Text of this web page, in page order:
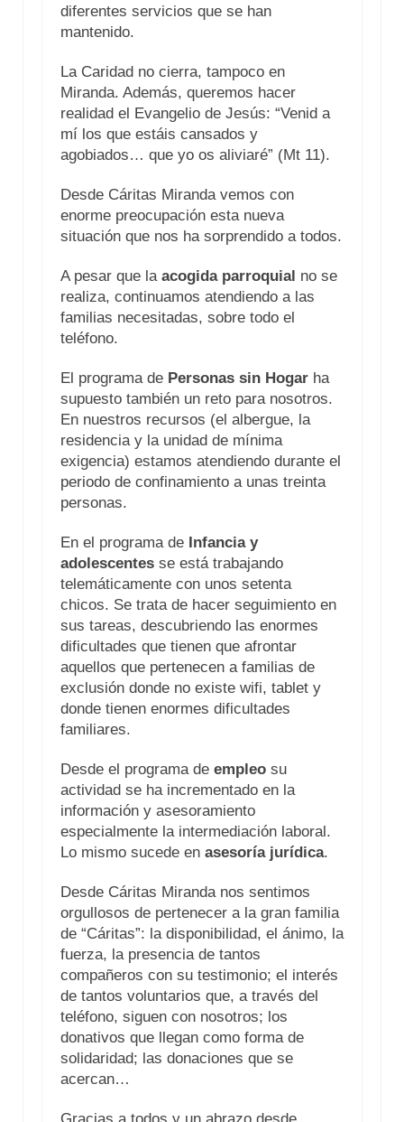
diferentes servicios que se han
mantenido.
La Caridad no cierra, tampoco en
Miranda. Además, queremos hacer
realidad el Evangelio de Jesús: “Venid a
mí los que estáis cansados y
agobiados… que yo os aliviaré” (Mt 11).
Desde Cáritas Miranda vemos con
enorme preocupación esta nueva
situación que nos ha sorprendido a todos.
A pesar que la acogida parroquial no se
realiza, continuamos atendiendo a las
familias necesitadas, sobre todo el
teléfono.
El programa de Personas sin Hogar ha
supuesto también un reto para nosotros.
En nuestros recursos (el albergue, la
residencia y la unidad de mínima
exigencia) estamos atendiendo durante el
periodo de confinamiento a unas treinta
personas.
En el programa de Infancia y
adolescentes se está trabajando
telemáticamente con unos setenta
chicos. Se trata de hacer seguimiento en
sus tareas, descubriendo las enormes
dificultades que tienen que afrontar
aquellos que pertenecen a familias de
exclusión donde no existe wifi, tablet y
donde tienen enormes dificultades
familiares.
Desde el programa de empleo su
actividad se ha incrementado en la
información y asesoramiento
especialmente la intermediación laboral.
Lo mismo sucede en asesoría jurídica.
Desde Cáritas Miranda nos sentimos
orgullosos de pertenecer a la gran familia
de “Cáritas”: la disponibilidad, el ánimo, la
fuerza, la presencia de tantos
compañeros con su testimonio; el interés
de tantos voluntarios que, a través del
teléfono, siguen con nosotros; los
donativos que llegan como forma de
solidaridad; las donaciones que se
acercan…